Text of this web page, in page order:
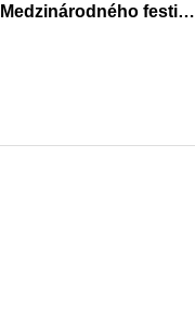
Medzinárodného festi…